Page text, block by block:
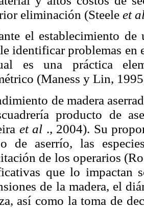
eliminación (Steele et
el establecimiento
identificar problemas en
es una práctica
(Maness y Lin,
de madera
producto de
et al ., 2004). Su
de aserrío, las
de los operarios
que lo impactan
de la madera, el
así como la toma de